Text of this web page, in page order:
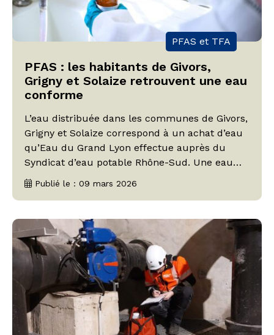
PFAS et TFA
PFAS : les habitants de Givors,
Grigny et Solaize retrouvent une eau
conforme
L’eau distribuée dans les communes de Givors,
Grigny et Solaize correspond à un achat d’eau
qu’Eau du Grand Lyon effectue auprès du
Syndicat d’eau potable Rhône-Sud. Une eau
dans laquelle les taux de PFAS dépassaient
jusqu’à présent le seuil réglementaire de 0,1
Métropole de Lyon, Eau du Grand Lyon […]
Publié le : 09 mars 2026